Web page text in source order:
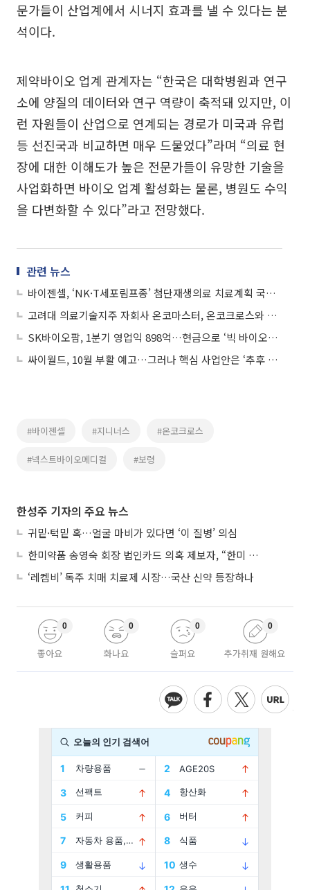
문가들이 산업계에서 시너지 효과를 낼 수 있다는 분
석이다.
제약바이오 업계 관계자는 “한국은 대학병원과 연구
소에 양질의 데이터와 연구 역량이 축적돼 있지만, 이
런 자원들이 산업으로 연계되는 경로가 미국과 유럽
등 선진국과 비교하면 매우 드물었다”라며 “의료 현
장에 대한 이해도가 높은 전문가들이 유망한 기술을
사업화하면 바이오 업계 활성화는 물론, 병원도 수익
을 다변화할 수 있다”라고 전망했다.
관련 뉴스
바이젠셀, ‘NK·T세포림프종’ 첨단재생의료 치료계획 국내 1호 승인
고려대 의료기술지주 자회사 온코마스터, 온코크로스와 합병
SK바이오팜, 1분기 영업익 898억…현금으로 ‘빅 바이오텍’ 시동
싸이월드, 10월 부활 예고…그러나 핵심 사업안은 ‘추후 공개’
#바이젠셀 #지니너스 #온코크로스
#넥스트바이오메디컬 #보령
한성주 기자의 주요 뉴스
귀밑·턱밑 혹…얼굴 마비가 있다면 ‘이 질병’ 의심
한미약품 송영숙 회장 법인카드 의혹 제보자, “한미 잘 되기 바라는 마음”
‘레켐비’ 독주 치매 치료제 시장…국산 신약 등장하나
좋아요
0
화나요
0
슬퍼요
0
추가취재 원해요
0